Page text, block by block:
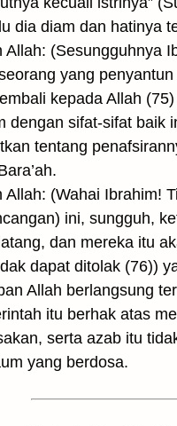
dia diam dan hatinya
Allah: (Sesungguhnya
yang
kepada Allah
dengan sifat-sifat baik
tentang
Allah: (Wahai Ibrahim!
ini, sungguh,
dan mereka itu
dapat ditolak (76))
Allah berlangsung
itu berhak atas
serta azab itu
yang berdosa.